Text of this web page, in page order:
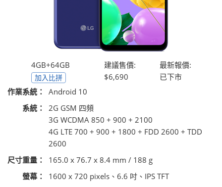
4GB+64GB
加入比拼
建議售價:
$6,690
最新報價:
已下市
作業系統：
Android 10
系統：
2G GSM 四頻
3G WCDMA 850 + 900 + 2100
4G LTE 700 + 900 + 1800 + FDD 2600 + TDD
2600
尺寸重量：
165.0 x 76.7 x 8.4 mm / 188 g
螢幕：
1600 x 720 pixels、6.6 吋、IPS TFT